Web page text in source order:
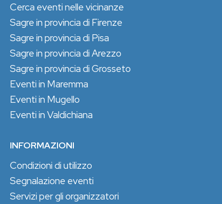
Cerca eventi nelle vicinanze
Sagre in provincia di Firenze
Sagre in provincia di Pisa
Sagre in provincia di Arezzo
Sagre in provincia di Grosseto
Eventi in Maremma
Eventi in Mugello
Eventi in Valdichiana
INFORMAZIONI
Condizioni di utilizzo
Segnalazione eventi
Servizi per gli organizzatori